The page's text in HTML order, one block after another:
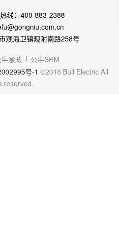
线：400-883-2388
观海卫镇观附南路258号
牛廉政
公牛SRM
号-1 ©2018 Bull Electric All
reserved.